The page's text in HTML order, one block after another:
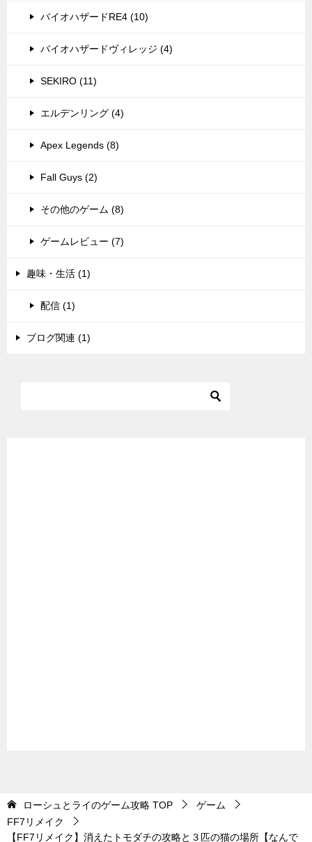
バイオハザードRE4 (10)
バイオハザードヴィレッジ (4)
SEKIRO (11)
エルデンリング (4)
Apex Legends (8)
Fall Guys (2)
その他のゲーム (8)
ゲームレビュー (7)
趣味・生活 (1)
配信 (1)
ブログ関連 (1)
ローシュとライのゲーム攻略 TOP
ゲーム
FF7リメイク
【FF7リメイク】消えたトモダチの攻略と３匹の猫の場所【なんで